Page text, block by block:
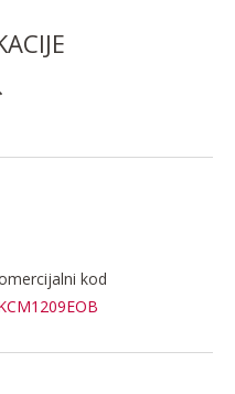
kod